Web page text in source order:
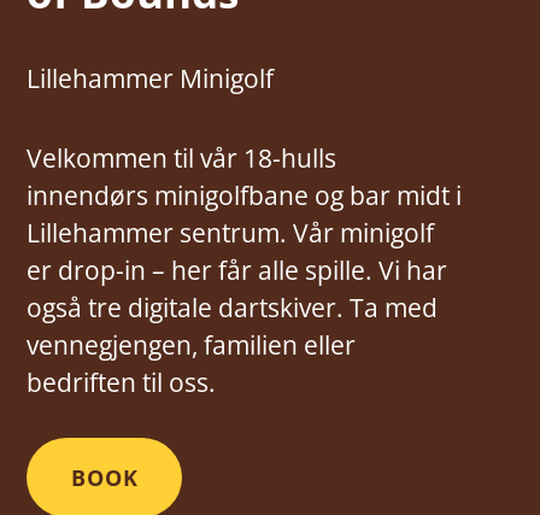
Lillehammer Minigolf
Velkommen til vår 18-hulls
innendørs minigolfbane og bar midt i
Lillehammer sentrum. Vår minigolf
er drop-in – her får alle spille. Vi har
også tre digitale dartskiver. Ta med
vennegjengen, familien eller
bedriften til oss.
BOOK